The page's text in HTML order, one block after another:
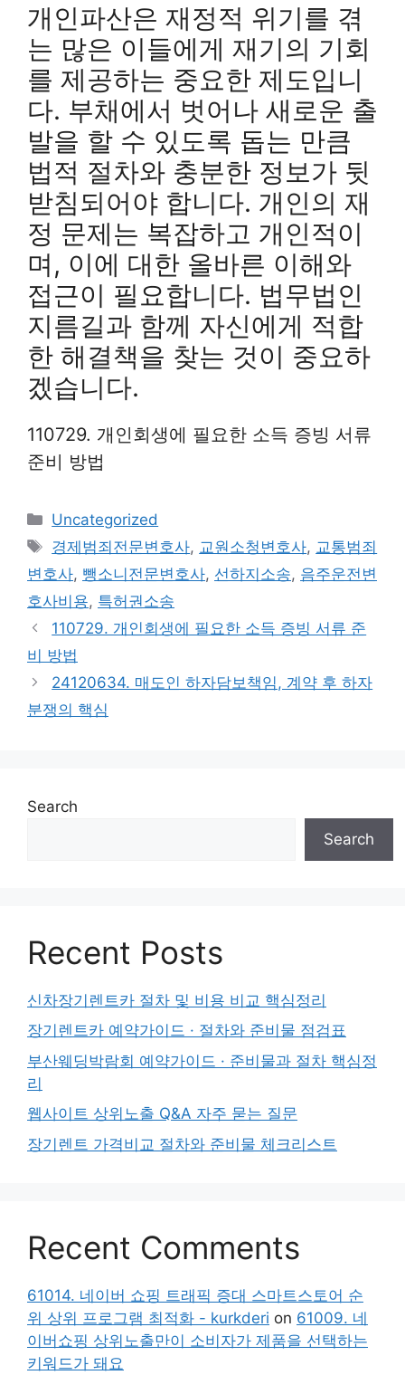
개인파산은 재정적 위기를 겪
는 많은 이들에게 재기의 기회
를 제공하는 중요한 제도입니
다. 부채에서 벗어나 새로운 출
발을 할 수 있도록 돕는 만큼
법적 절차와 충분한 정보가 뒷
받침되어야 합니다. 개인의 재
정 문제는 복잡하고 개인적이
며, 이에 대한 올바른 이해와
접근이 필요합니다. 법무법인
지름길과 함께 자신에게 적합
한 해결책을 찾는 것이 중요하
겠습니다.
110729. 개인회생에 필요한 소득 증빙 서류
준비 방법
Categories
Uncategorized
Tags
경제범죄전문변호사, 교원소청변호사, 교통범죄
변호사, 뺑소니전문변호사, 선하지소송, 음주운전변
호사비용, 특허권소송
110729. 개인회생에 필요한 소득 증빙 서류 준
비 방법
24120634. 매도인 하자담보책임, 계약 후 하자
분쟁의 핵심
Search
Search
Recent Posts
신차장기렌트카 절차 및 비용 비교 핵심정리
장기렌트카 예약가이드 · 절차와 준비물 점검표
부산웨딩박람회 예약가이드 · 준비물과 절차 핵심정
리
웹사이트 상위노출 Q&A 자주 묻는 질문
장기렌트 가격비교 절차와 준비물 체크리스트
Recent Comments
61014. 네이버 쇼핑 트래픽 증대 스마트스토어 순
위 상위 프로그램 최적화 - kurkderi on 61009. 네
이버쇼핑 상위노출만이 소비자가 제품을 선택하는
키워드가 돼요